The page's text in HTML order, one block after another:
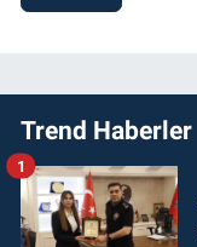
Trend Haberler
1